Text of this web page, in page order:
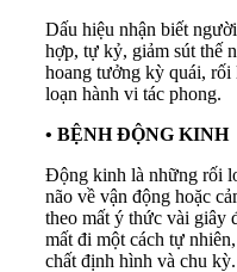
Dấu hiệu nhận biết
hợp, tự kỷ, giảm sút thế
hoang tưởng kỳ quái,
loạn hành vi tác phong.
• BỆNH ĐỘNG KINH
Động kinh là những rối
não về vận động hoặc
theo mất ý thức vài giây
mất đi một cách tự
chất định hình và chu kỳ.